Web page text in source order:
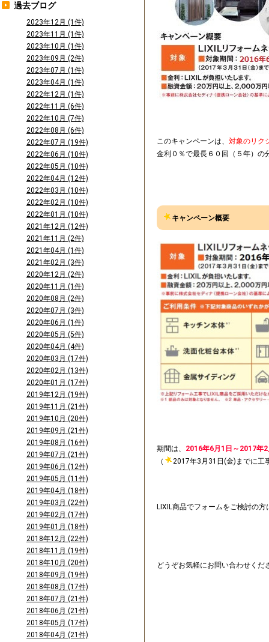
このキャンペーンは、 対象のリク
金利０％で最長６０回（５年）の
キャンペーン概要
期間は、 2016年6月1日～2017年
（
2017年3月31日(金)までに工
LIXIL商品でフォームをご検討の
どうぞお気軽にお問い合わせくだ
過去ブログ
2023年12月 (1件)
2023年11月 (1件)
2023年10月 (1件)
2023年09月 (2件)
2023年07月 (1件)
2023年04月 (1件)
2022年12月 (1件)
2022年11月 (6件)
2022年10月 (7件)
2022年08月 (6件)
2022年07月 (19件)
2022年06月 (10件)
2022年05月 (10件)
2022年04月 (12件)
2022年03月 (10件)
2022年02月 (10件)
2022年01月 (10件)
2021年12月 (12件)
2021年11月 (2件)
2021年04月 (1件)
2021年02月 (3件)
2020年12月 (2件)
2020年11月 (1件)
2020年08月 (2件)
2020年07月 (3件)
2020年06月 (1件)
2020年05月 (5件)
2020年04月 (4件)
2020年03月 (17件)
2020年02月 (13件)
2020年01月 (17件)
2019年12月 (19件)
2019年11月 (21件)
2019年10月 (20件)
2019年09月 (21件)
2019年08月 (16件)
2019年07月 (21件)
2019年06月 (12件)
2019年05月 (11件)
2019年04月 (18件)
2019年03月 (22件)
2019年02月 (17件)
2019年01月 (18件)
2018年12月 (22件)
2018年11月 (19件)
2018年10月 (20件)
2018年09月 (19件)
2018年08月 (17件)
2018年07月 (21件)
2018年06月 (21件)
2018年05月 (17件)
2018年04月 (21件)